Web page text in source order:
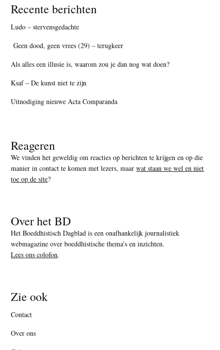
Recente berichten
Ludo – stervensgedachte
Geen dood, geen vrees (29) – terugkeer
Als alles een illusie is, waarom zou je dan nog wat doen?
Ksaf – De kunst niet te zijn
Uitnodiging nieuwe Acta Comparanda
Reageren
We vinden het geweldig om reacties op berichten te krijgen en op die
manier in contact te komen met lezers, maarwat staan we wel en niet
toe op de site?
Over het BD
Het Boeddhistisch Dagblad is een onafhankelijk journalistiek
webmagazine over boeddhistische thema’s en inzichten.
Lees ons colofon.
Zie ook
Contact
Over ons